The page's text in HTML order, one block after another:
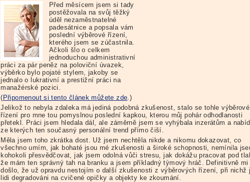
Před měsícem jsem si tady
postěžovala na svůj těžký
úděl nezaměstnatelné
padesátnice a popsala vám
poslední výběrové řízení,
kterého jsem se zúčastnila.
Ačkoli šlo o celkem
jednoduchou administrativní
práci za pár peněz na poloviční úvazek,
výběrko bylo pojaté stylem, jakoby se
jednalo o lukrativní a prestižní práci na
manažérské pozici.
( Připomenout si tento článek můžete zde .)
Jelikož to nebyla zdaleka má jediná podobná zkušenost, stalo se tohle výběrové
řízení pro mne tou pomyslnou poslední kapkou, kterou můj pohár odhodlanosti
přetekl. Práci jsem hledala dál, ale záměrně jsem se vyhýbala inzerátům a
ze kterých ten současný personální trend přímo čiší.
Měla jsem toho zkrátka dost. Už jsem nechtěla nikde a nikomu dokazovat, co
všechno umím, jak bohaté jsou mé zkušenosti a široké schopnosti, nemínila
kohokoli přesvědčovat, jak jsem odolná vůči stresu, jak dokážu pracovat pod
že mám ten správný tah na branku a jsem příkladný týmový hráč. Definitivně mi
došlo, že už opravdu nestojím o další zkušenosti z výběrových řízení, při nichž
lidi degradováni na cvičené opičky a objekty ke zkoumání.